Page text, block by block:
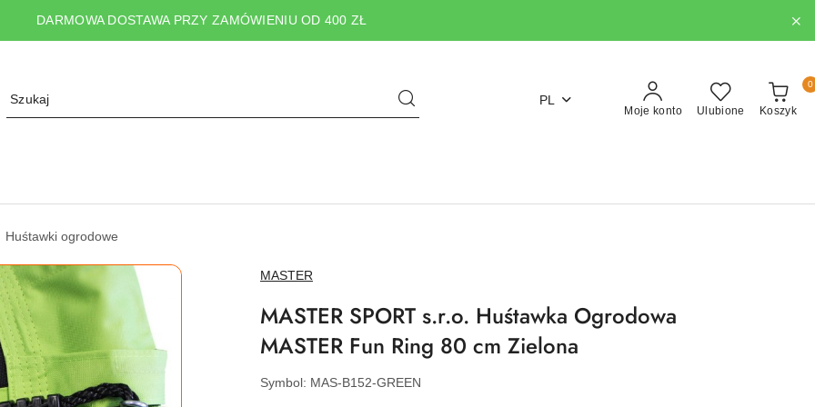
DARMOWA DOSTAWA PRZY ZAMÓWIENIU OD 400 ZŁ
PL
Moje konto Ulubione Koszyk
0
Huśtawki ogrodowe
NAZWA
PRODUCENTA:
MASTER
MASTER SPORT s.r.o. Huśtawka Ogrodowa
MASTER Fun Ring 80 cm Zielona
Symbol: MAS-B152-GREEN